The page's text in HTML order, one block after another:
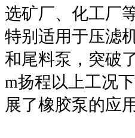
选矿厂、化工厂
特别适用于压滤
和尾料泵，突破
m扬程以上工况
展了橡胶泵的应